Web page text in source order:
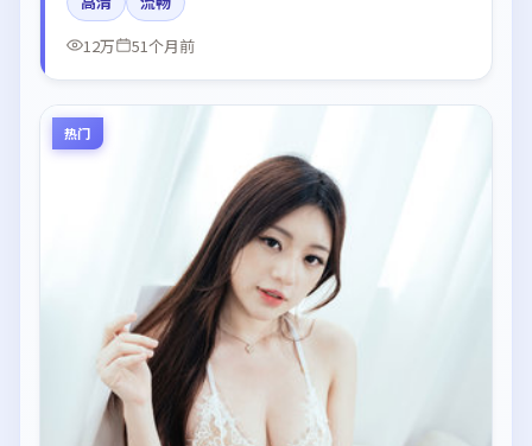
情绪曲线。
12万
51个月前
热门